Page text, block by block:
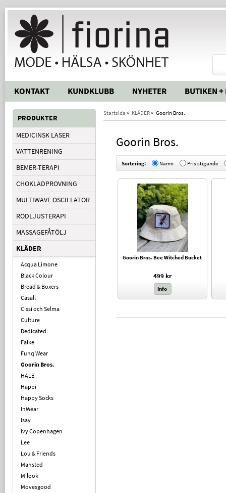
KONTAKT KUNDKLUBB NYHETER BUTIKEN +
PRODUKTER
MEDICINSK LASER
VATTENRENING
BEMER-TERAPI
CHOKLADPROVNING
MULTIWAVE OSCILLATOR
RÖDLJUSTERAPI
MASSAGEFÅTÖLJ
KLÄDER
Acqua Limone
Black Colour
Bread & Boxers
Casall
Cissi och Selma
Culture
Dedicated
Falke
Funq Wear
Goorin Bros.
HALE
Happi
Happy Socks
InWear
Isay
Ivy Copenhagen
Lee
Lou & Friends
Mansted
Milook
Movesgood
Startsida » KLÄDER» Goorin Bros.
Goorin Bros.
Sortering: Namn Pris stigande
Goorin Bros. Bee Witched Bucket
499 kr
Info